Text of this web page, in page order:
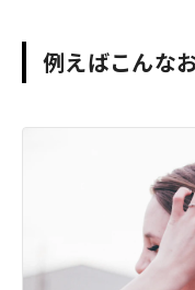
例えばこんな